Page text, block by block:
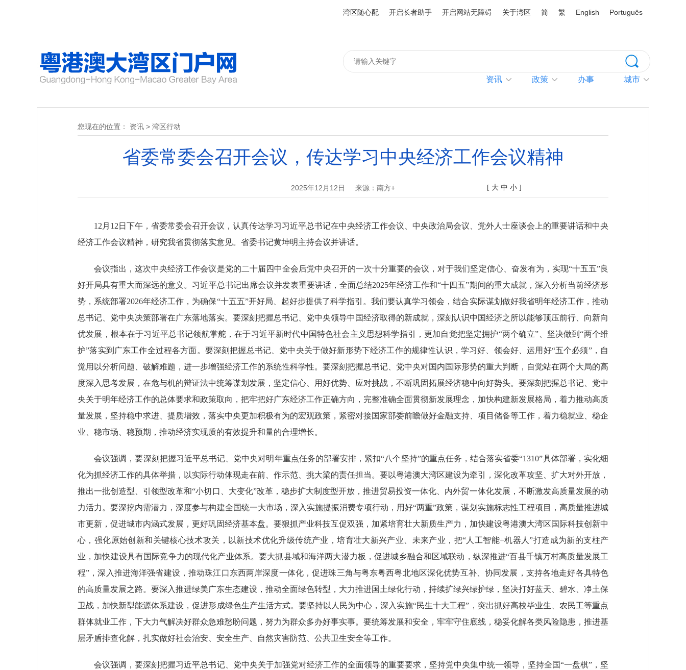
湾区随心配 开启长者助手 开启网站无障碍 关于湾区 简 繁 English Português
资讯 政策 办事 城市
您现在的位置： 资讯 > 湾区行动
省委常委会召开会议，传达学习中央经济工作会议精神
2025年12月12日 来源：南方+ [ 大 中 小 ]
12月12日下午，省委常委会召开会议，认真传达学习习近平总书记在中央经济工作会议、中央政治局会议、党外人士座谈会上的重要讲话和中央
经济工作会议精神，研究我省贯彻落实意见。省委书记黄坤明主持会议并讲话。
会议指出，这次中央经济工作会议是党的二十届四中全会后党中央召开的一次十分重要的会议，对于我们坚定信心、奋发有为，实现“十五五”良
好开局具有重大而深远的意义。习近平总书记出席会议并发表重要讲话，全面总结2025年经济工作和“十四五”期间的重大成就，深入分析当前经济形
势，系统部署2026年经济工作，为确保“十五五”开好局、起好步提供了科学指引。我们要认真学习领会，结合实际谋划做好我省明年经济工作，推动
总书记、党中央决策部署在广东落地落实。要深刻把握总书记、党中央领导中国经济取得的新成就，深刻认识中国经济之所以能够顶压前行、向新向
优发展，根本在于习近平总书记领航掌舵，在于习近平新时代中国特色社会主义思想科学指引，更加自觉把坚定拥护“两个确立”、坚决做到“两个维
护”落实到广东工作全过程各方面。要深刻把握总书记、党中央关于做好新形势下经济工作的规律性认识，学习好、领会好、运用好“五个必须”，自
觉用以分析问题、破解难题，进一步增强经济工作的系统性科学性。要深刻把握总书记、党中央对国内国际形势的重大判断，自觉站在两个大局的高
度深入思考发展，在危与机的辩证法中统筹谋划发展，坚定信心、用好优势、应对挑战，不断巩固拓展经济稳中向好势头。要深刻把握总书记、党中
央关于明年经济工作的总体要求和政策取向，把牢把好广东经济工作正确方向，完整准确全面贯彻新发展理念，加快构建新发展格局，着力推动高质
量发展，坚持稳中求进、提质增效，落实中央更加积极有为的宏观政策，紧密对接国家部委前瞻做好金融支持、项目储备等工作，着力稳就业、稳企
业、稳市场、稳预期，推动经济实现质的有效提升和量的合理增长。
会议强调，要深刻把握习近平总书记、党中央对明年重点任务的部署安排，紧扣“八个坚持”的重点任务，结合落实省委“1310”具体部署，实化细
化为抓经济工作的具体举措，以实际行动体现走在前、作示范、挑大梁的责任担当。要以粤港澳大湾区建设为牵引，深化改革攻坚、扩大对外开放，
推出一批创造型、引领型改革和“小切口、大变化”改革，稳步扩大制度型开放，推进贸易投资一体化、内外贸一体化发展，不断激发高质量发展的动
力活力。要深挖内需潜力，深度参与构建全国统一大市场，深入实施提振消费专项行动，用好“两重”政策，谋划实施标志性工程项目，高质量推进城
市更新，促进城市内涵式发展，更好巩固经济基本盘。要狠抓产业科技互促双强，加紧培育壮大新质生产力，加快建设粤港澳大湾区国际科技创新中
心，强化原始创新和关键核心技术攻关，以新技术优化升级传统产业，培育壮大新兴产业、未来产业，把“人工智能+机器人”打造成为新的支柱产
业，加快建设具有国际竞争力的现代化产业体系。要大抓县域和海洋两大潜力板，促进城乡融合和区域联动，纵深推进“百县千镇万村高质量发展工
程”，深入推进海洋强省建设，推动珠江口东西两岸深度一体化，促进珠三角与粤东粤西粤北地区深化优势互补、协同发展，支持各地走好各具特色
的高质量发展之路。要深入推进绿美广东生态建设，推动全面绿色转型，大力推进国土绿化行动，持续扩绿兴绿护绿，坚决打好蓝天、碧水、净土保
卫战，加快新型能源体系建设，促进形成绿色生产生活方式。要坚持以人民为中心，深入实施“民生十大工程”，突出抓好高校毕业生、农民工等重点
群体就业工作，下大力气解决好群众急难愁盼问题，努力为群众多办好事实事。要统筹发展和安全，牢牢守住底线，稳妥化解各类风险隐患，推进基
层矛盾排查化解，扎实做好社会治安、安全生产、自然灾害防范、公共卫生安全等工作。
会议强调，要深刻把握习近平总书记、党中央关于加强党对经济工作的全面领导的重要要求，坚持党中央集中统一领导，坚持全国“一盘棋”，坚